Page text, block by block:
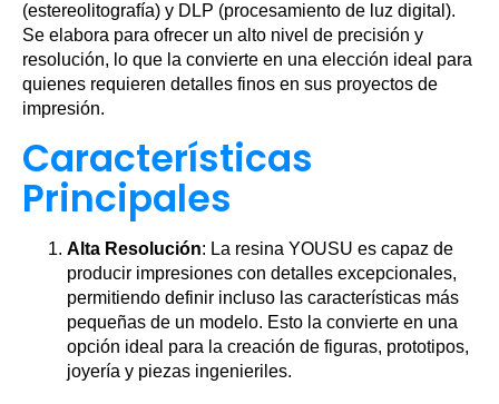
(estereolitografía) y DLP (procesamiento de luz digital).
Se elabora para ofrecer un alto nivel de precisión y
resolución, lo que la convierte en una elección ideal para
quienes requieren detalles finos en sus proyectos de
impresión.
Características
Principales
Alta Resolución: La resina YOUSU es capaz de
producir impresiones con detalles excepcionales,
permitiendo definir incluso las características más
pequeñas de un modelo. Esto la convierte en una
opción ideal para la creación de figuras, prototipos,
joyería y piezas ingenieriles.